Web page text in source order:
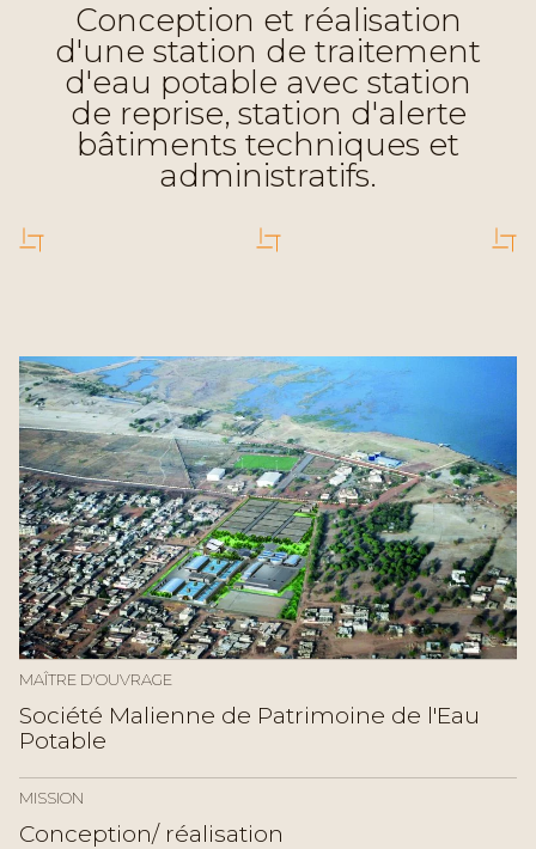
Conception et réalisation
d'une station de traitement
d'eau potable avec station
de reprise, station d'alerte
bâtiments techniques et
administratifs.
MAÎTRE D'OUVRAGE
Société Malienne de Patrimoine de l'Eau
Potable
MISSION
Conception/ réalisation